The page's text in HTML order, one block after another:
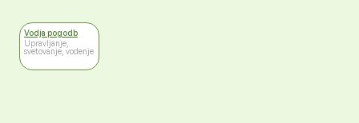
Vodja pogodb
Upravljanje,
svetovanje, vodenje